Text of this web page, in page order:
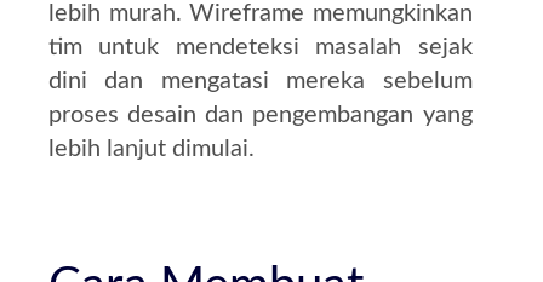
lebih murah. Wireframe memungkinkan
tim untuk mendeteksi masalah sejak
dini dan mengatasi mereka sebelum
proses desain dan pengembangan yang
lebih lanjut dimulai.